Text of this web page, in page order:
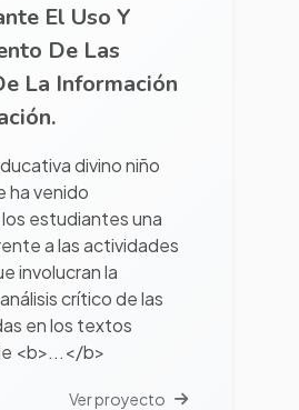
El Uso Y
De Las
La Información
divino niño
ha venido
estudiantes una
a las actividades
involucran la
crítico de las
en los textos
<b>...</b>
Ver proyecto